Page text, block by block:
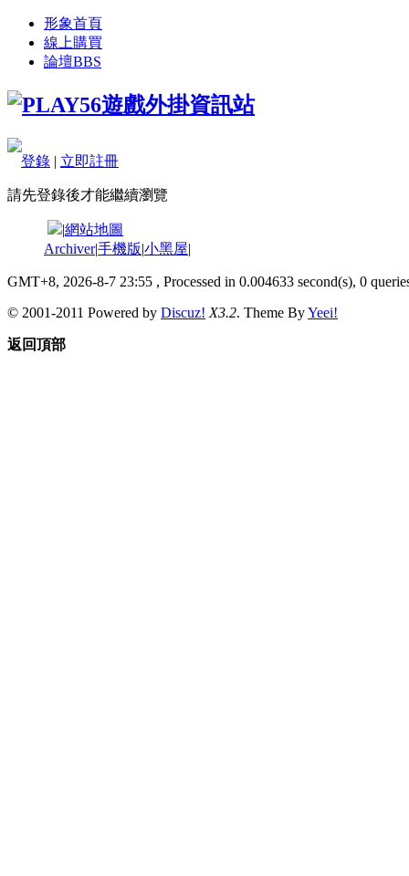
形象首頁
線上購買
論壇BBS
登錄 | 立即註冊
請先登錄後才能繼續瀏覽
|網站地圖
Archiver|手機版|小黑屋|
GMT+8, 2026-8-7 23:55 , Processed in 0.004633 second(s), 0
© 2001-2011 Powered by Discuz! X3.2. Theme ByYeei!
返回頂部